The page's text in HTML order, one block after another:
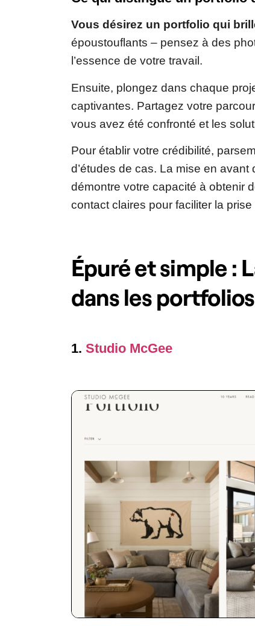
Vous désirez un portfolio qui
époustouflants – pensez à des
l’essence de votre travail.
Ensuite, plongez dans chaque
captivantes. Partagez votre
vous avez été confronté et les
Pour établir votre crédibilité,
d’études de cas. La mise en
démontre votre capacité à obtenir
contact claires pour faciliter la
Épuré et simple :
dans les
1. Studio McGee